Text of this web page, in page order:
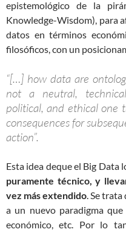
epistemológico de la
Knowledge-Wisdom), para
datos en términos
filosóficos, con un
“[…] how data are
not a neutral,
political, and ethical one
consequences for
action”.
Esta idea deque el Big Data
puramente técnico, y
vez más extendido. Se
a un nuevo paradigma
económico, etc. Por lo